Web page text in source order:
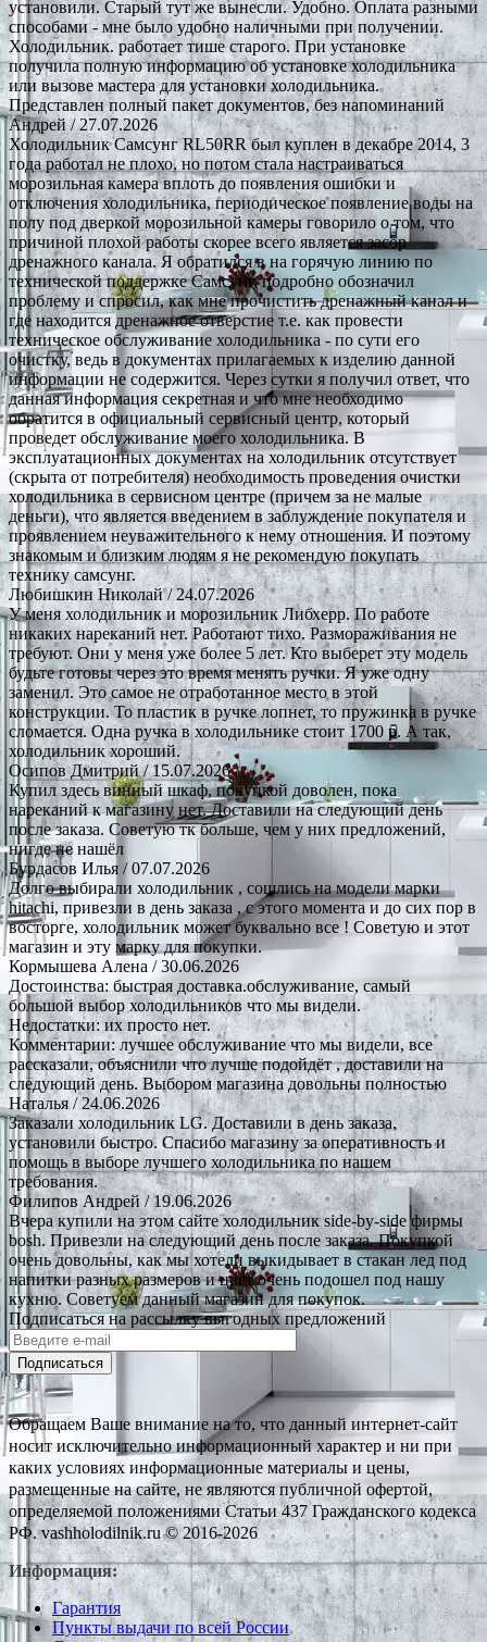
установили. Старый тут же вынесли. Удобно. Оплата разными
способами - мне было удобно наличными при получении.
Холодильник. работает тише старого. При установке
получила полную информацию об установке холодильника
или вызове мастера для установки холодильника.
Представлен полный пакет документов, без напоминаний
Андрей/ 27.07.2026
Холодильник Самсунг RL50RR был куплен в декабре 2014, 3
года работал не плохо, но потом стала настраиваться
морозильная камера вплоть до появления ошибки и
отключения холодильника, периодическое появление воды на
полу под дверкой морозильной камеры говорило о том, что
причиной плохой работы скорее всего является засор
дренажного канала. Я обратился в на горячую линию по
технической поддержке Самсунг, подробно обозначил
проблему и спросил, как мне прочистить дренажный канал и
где находится дренажное отверстие т.е. как провести
техническое обслуживание холодильника - по сути его
очистку, ведь в документах прилагаемых к изделию данной
информации не содержится. Через сутки я получил ответ, что
данная информация секретная и что мне необходимо
обратится в официальный сервисный центр, который
проведет обслуживание моего холодильника. В
эксплуатационных документах на холодильник отсутствует
(скрыта от потребителя) необходимость проведения очистки
холодильника в сервисном центре (причем за не малые
деньги), что является введением в заблуждение покупателя и
проявлением неуважительного к нему отношения. И поэтому
знакомым и близким людям я не рекомендую покупать
технику самсунг.
Любишкин Николай/ 24.07.2026
У меня холодильник и морозильник Либхерр. По работе
никаких нареканий нет. Работают тихо. Размораживания не
требуют. Они у меня уже более 5 лет. Кто выберет эту модель
будьте готовы через это время менять ручки. Я уже одну
заменил. Это самое не отработанное место в этой
конструкции. То пластик в ручке лопнет, то пружинка в ручке
сломается. Одна ручка в холодильнике стоит 1700 р. А так,
холодильник хороший.
Осипов Дмитрий/ 15.07.2026
Купил здесь винный шкаф, покупкой доволен, пока
нареканий к магазину нет. Доставили на следующий день
после заказа. Советую тк больше, чем у них предложений,
нигде не нашёл
Бурдасов Илья / 07.07.2026
Долго выбирали холодильник , сошлись на модели марки
hitachi, привезли в день заказа , с этого момента и до сих пор в
восторге, холодильник может буквально все ! Советую и этот
магазин и эту марку для покупки.
Кормышева Алена / 30.06.2026
Достоинства: быстрая доставка.обслуживание, самый
большой выбор холодильников что мы видели.
Недостатки: их просто нет.
Комментарии: лучшее обслуживание что мы видели, все
рассказали, объяснили что лучше подойдёт , доставили на
следующий день. Выбором магазина довольны полностью
Наталья/ 24.06.2026
Заказали холодильник LG. Доставили в день заказа,
установили быстро. Спасибо магазину за оперативность и
помощь в выборе лучшего холодильника по нашем
требования.
Филипов Андрей / 19.06.2026
Вчера купили на этом сайте холодильник side-by-side фирмы
bosh. Привезли на следующий день после заказа. Покупкой
очень довольны, как мы хотели выкидывает в стакан лед под
напитки разных размеров и цвет очень подошел под нашу
кухню. Советуем данный магазин для покупок.
Подписаться на рассылку выгодных предложений
Подписаться
Обращаем Ваше внимание на то, что данный интернет-сайт
носит исключительно информационный характер и ни при
каких условиях информационные материалы и цены,
размещенные на сайте, не являются публичной офертой,
определяемой положениями Статьи 437 Гражданского кодекса
РФ. vashholodilnik.ru © 2016-2026
Информация:
Гарантия
Пункты выдачи по всей России